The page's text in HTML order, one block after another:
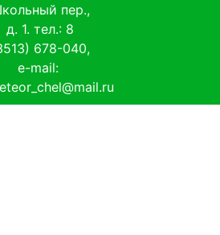
пер.,
д. 1. тел.: 8
678-040,
e-mail: